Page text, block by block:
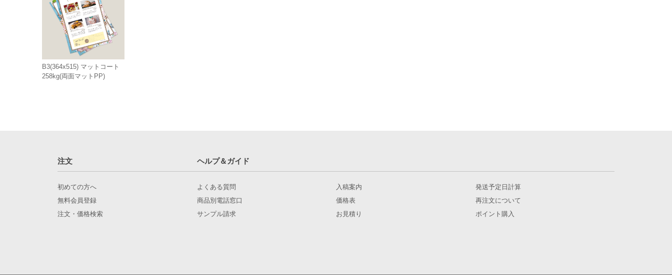
B3(364x515) マットコート
258kg(両面マットPP)
注文 ヘルプ＆ガイド
初めての方へ
無料会員登録
注文・価格検索
よくある質問
商品別電話窓口
サンプル請求
入稿案内
価格表
お見積り
発送予定日計算
再注文について
ポイント購入